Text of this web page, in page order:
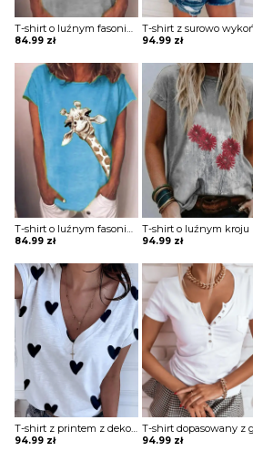
84.99 zł 94.99 zł
84.99 zł 94.99 zł
T-shirt z printem z dekoltem w kształcie litery V
94.99 zł 94.99 zł